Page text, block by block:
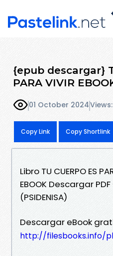
{epub descargar}
PARA VIVIR
01 October 2024
Copy Link Copy Shortlink
Libro TU CUERPO ES
EBOOK Descargar PDF
(PSIDENISA)
Descargar eBook
http://filesbooks.info/